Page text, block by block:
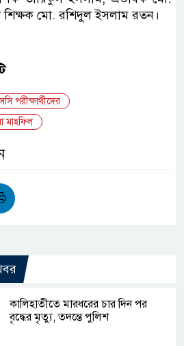
শিক্ষক মো. রশিদুল ইসলাম রতন।
পরীক্ষার্থীদের
মাহফিল
কালিহাতীতে মারধরের চার দিন পর
বৃদ্ধের মৃত্যু, তদন্তে পুলিশ